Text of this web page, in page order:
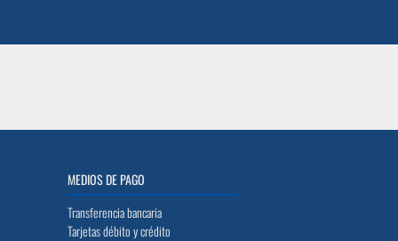
MEDIOS DE PAGO
Transferencia bancaria
Tarjetas débito y crédito